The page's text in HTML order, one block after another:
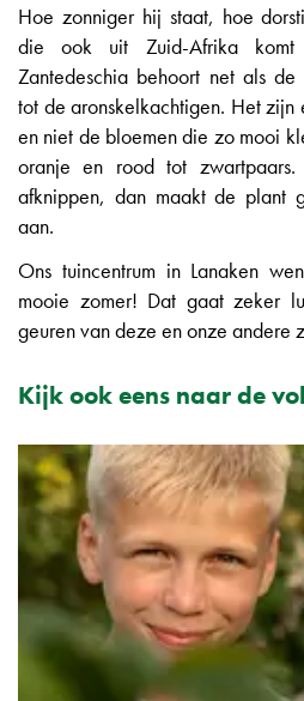
Hoe zonniger hij staat, hoe
die ook uit Zuid-Afrika
Zantedeschia behoort net als de
tot de aronskelkachtigen. Het
en niet de bloemen die zo mooi
oranje en rood tot
afknippen, dan maakt de plant
aan.
Ons tuincentrum in Lanaken
mooie zomer! Dat gaat zeker
geuren van deze en onze andere
Kijk ook eens naar de